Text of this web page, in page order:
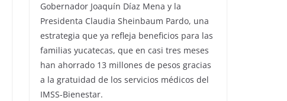
Gobernador Joaquín Díaz Mena y la
Presidenta Claudia Sheinbaum Pardo, una
estrategia que ya refleja beneficios para las
familias yucatecas, que en casi tres meses
han ahorrado 13 millones de pesos gracias
a la gratuidad de los servicios médicos del
IMSS-Bienestar.